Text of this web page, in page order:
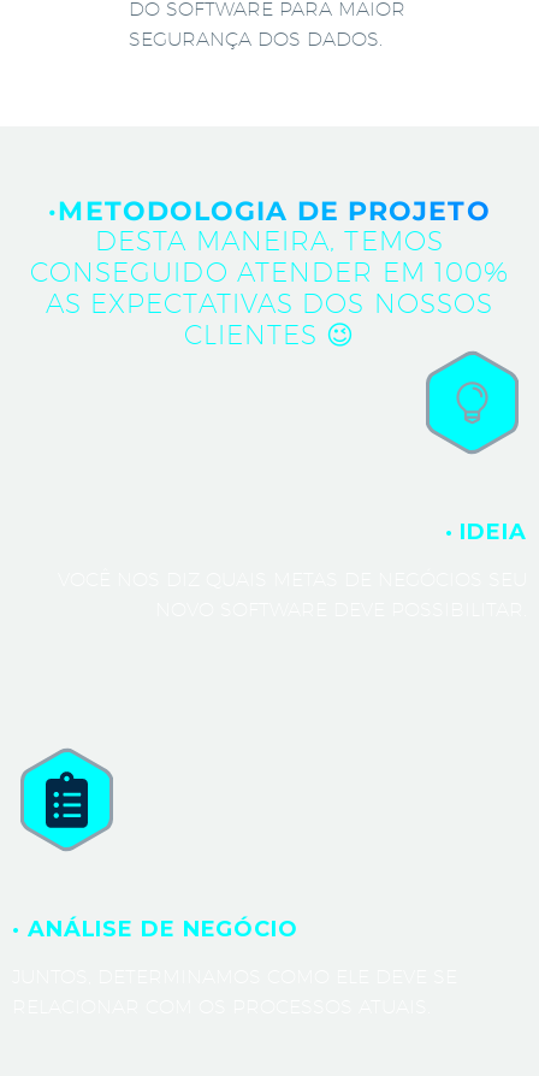
DO SOFTWARE PARA MAIOR
SEGURANÇA DOS DADOS.
·METODOLOGIA DE PROJETO
DESTA MANEIRA, TEMOS
CONSEGUIDO ATENDER EM 100%
AS EXPECTATIVAS DOS NOSSOS
CLIENTES 😉
· IDEIA
· ANÁLISE DE NEGÓCIO